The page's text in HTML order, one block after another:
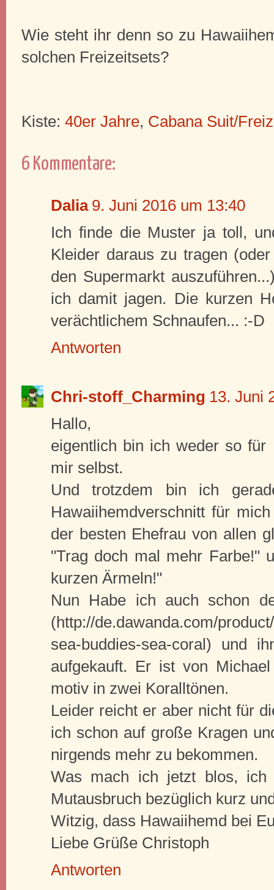
Wie steht ihr denn so zu
solchen Freizeitsets?
Kiste: 40er Jahre, Cabana Suit/
6 Kommentare:
Dalia 9. Juni 2016 um 13:40
Ich finde die Muster ja toll,
Kleider daraus zu tragen
den Supermarkt
ich damit jagen. Die kurzen
verächtlichem Schnaufen... :-D
Antworten
Chri-stoff_Charming 13. Juni
Hallo,
eigentlich bin ich weder so
mir selbst.
Und trotzdem bin ich
Hawaiihemdverschnitt für
der besten Ehefrau von allen
"Trag doch mal mehr Farbe!"
kurzen Ärmeln!"
Nun Habe ich auch schon
(http://de.dawanda.com/
sea-buddies-sea-coral) und
aufgekauft. Er ist von
motiv in zwei Koralltönen.
Leider reicht er aber nicht für
ich schon auf große Kragen
nirgends mehr zu bekommen.
Was mach ich jetzt blos,
Mutausbruch bezüglich kurz
Witzig, dass Hawaiihemd bei
Liebe Grüße Christoph
Antworten